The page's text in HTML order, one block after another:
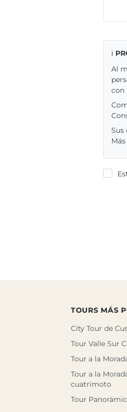
ℹ️
Al
con
Sus
TOURS MÁS
City Tour de
Tour Valle Sur
Tour a la
Tour a la
cuatrimoto
Tour